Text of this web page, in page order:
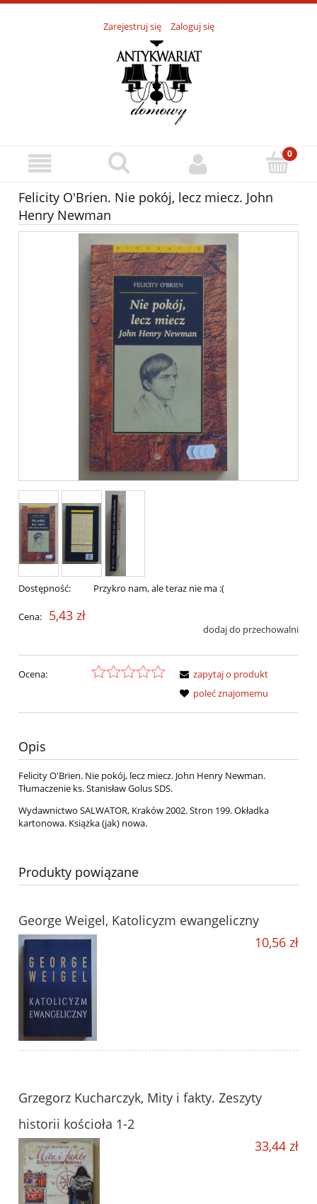
Zarejestruj się Zaloguj się
Felicity O'Brien. Nie pokój, lecz miecz. John
Henry Newman
Dostępność: Przykro nam, ale teraz nie ma :(
Cena: 5,43 zł
dodaj do przechowalni
Ocena:
zapytaj o produkt
poleć znajomemu
Opis
Felicity O'Brien. Nie pokój, lecz miecz. John Henry Newman.
Tłumaczenie ks. Stanisław Golus SDS.
Wydawnictwo SALWATOR, Kraków 2002. Stron 199. Okładka
kartonowa. Książka (jak) nowa.
Produkty powiązane
George Weigel, Katolicyzm ewangeliczny
10,56 zł
Grzegorz Kucharczyk, Mity i fakty. Zeszyty
historii kościoła 1-2
33,44 zł